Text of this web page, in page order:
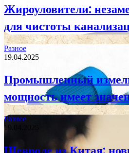
Жироуловители:
для чистоты
Разное
19.04.2025
Промышленный
мощность имеет
Разное
19.04.2025